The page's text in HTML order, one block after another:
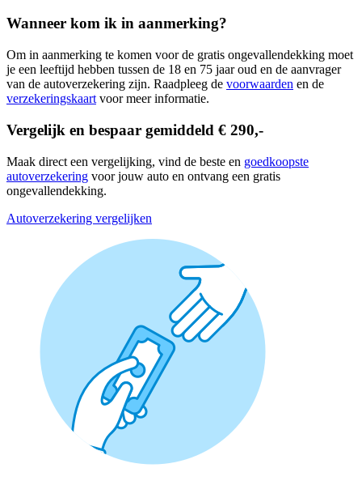
Wanneer kom ik in aanmerking?
Om in aanmerking te komen voor de gratis ongevallendekking moet
je een leeftijd hebben tussen de 18 en 75 jaar oud en de aanvrager
van de autoverzekering zijn. Raadpleeg de voorwaarden en de
verzekeringskaart voor meer informatie.
Vergelijk en bespaar gemiddeld € 290,-
Maak direct een vergelijking, vind de beste en goedkoopste
autoverzekering voor jouw auto en ontvang een gratis
ongevallendekking.
Autoverzekering vergelijken